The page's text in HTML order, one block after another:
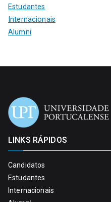
Estudantes
Internacionais
Alumni
LINKS RÁPIDOS
Candidatos
Estudantes
Internacionais